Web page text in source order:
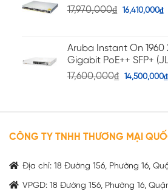
17,970,000₫ 16,410,000₫
Aruba Instant On 1960
Gigabit PoE++ SFP+
17,600,000₫ 14,500,000₫
CÔNG TY TNHH THƯƠNG MẠI
Địa chỉ: 18 Đường 156, Phường 16,
VPGD: 18 Đường 156, Phường 16,